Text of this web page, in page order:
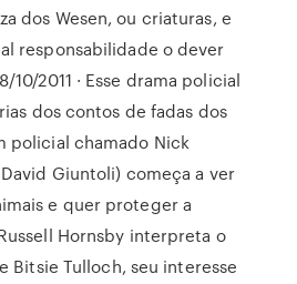
dos Wesen, ou criaturas, e
responsabilidade o dever
2011 · Esse drama policial
dos contos de fadas dos
policial chamado Nick
Giuntoli) começa a ver
e quer proteger a
Hornsby interpreta o
Bitsie Tulloch, seu interesse